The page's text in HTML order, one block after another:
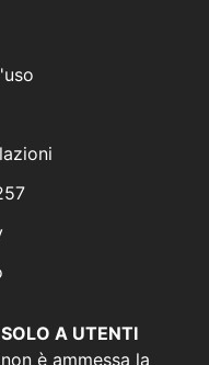
A UTENTI
non è ammessa la